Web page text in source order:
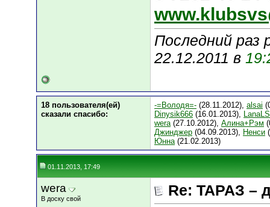
Последний раз
22.12.2011 в
18 пользователя(ей)
сказали cпасибо:
-=Володя=- (28.11.2012), alsai
Dinysik666 (16.01.2013),
wera(27.10.2012), Алина+Рэм
Джинджер (04.09.2013), Ненси
Юнна(21.02.2013)
01.11.2013, 17:49
wera
В доску свой
Re: ТАРАЗ –